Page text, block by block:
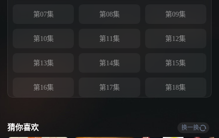
第07集 第08集 第09集
第10集 第11集 第12集
第13集 第14集 第15集
第16集 第17集 第18集
第22集 第23集 第24集
猜你喜欢 换一换